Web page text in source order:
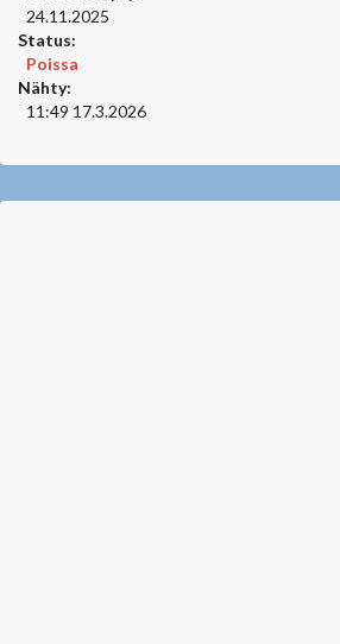
24.11.2025
Status:
Poissa
Nähty:
11:49 17.3.2026